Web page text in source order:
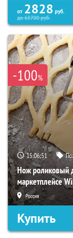
от 2828 руб.
до65700руб.
-100%
15:06:50
Нож роликовый
маркетплейсе
Россия
Купить